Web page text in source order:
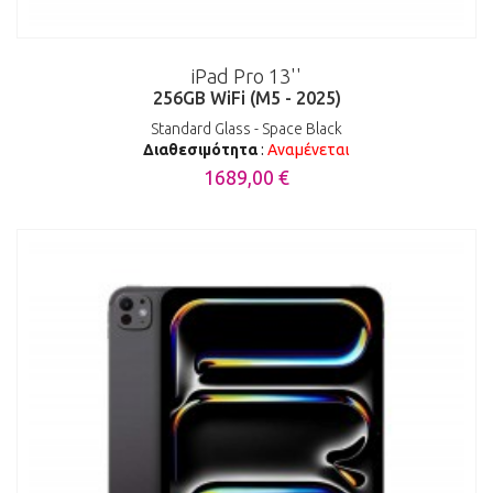
iPad Pro 13''
256GB WiFi (M5 - 2025)
Standard Glass - Space Black
Διαθεσιμότητα: Αναμένεται
1689,00 €